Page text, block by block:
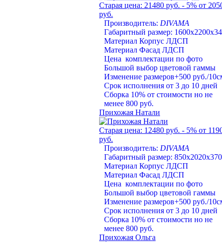
Старая цена: 21480 руб. - 5% от
руб.
Производитель: DIVAMA
Габаритный размер:
Материал Корпус ЛДСП
Материал Фасад ЛДСП
Цена комплектации по фото
Большой выбор цветовой гаммы
Изменение размеров+500 руб./
Срок исполнения от 3 до 10 дней
Сборка 10% от стоимости но не
менее 800 руб.
Прихожая Натали
Старая цена: 12480 руб. - 5% от
руб.
Производитель: DIVAMA
Габаритный размер: 850х2020х370
Материал Корпус ЛДСП
Материал Фасад ЛДСП
Цена комплектации по фото
Большой выбор цветовой гаммы
Изменение размеров+500 руб./
Срок исполнения от 3 до 10 дней
Сборка 10% от стоимости но не
менее 800 руб.
Прихожая Ольга